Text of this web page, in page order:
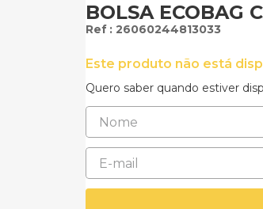
BOLSA ECOBAG
: 26060244813033
Este produto não está
Quero saber quando estiver